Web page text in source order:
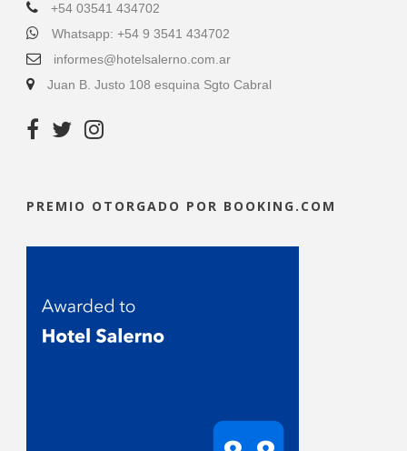
+54 03541 434702
Whatsapp: +54 9 3541 434702
informes@hotelsalerno.com.ar
Juan B. Justo 108 esquina Sgto Cabral
PREMIO OTORGADO POR BOOKING.COM